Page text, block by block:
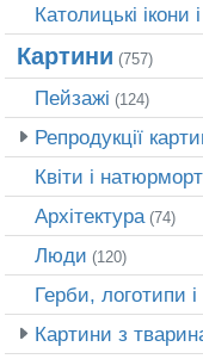
Католицькі ікони
Картини (757)
Пейзажі (124)
Репродукції
Квіти і
Архітектура (74)
Люди (120)
Герби, логотипи і
Картини з